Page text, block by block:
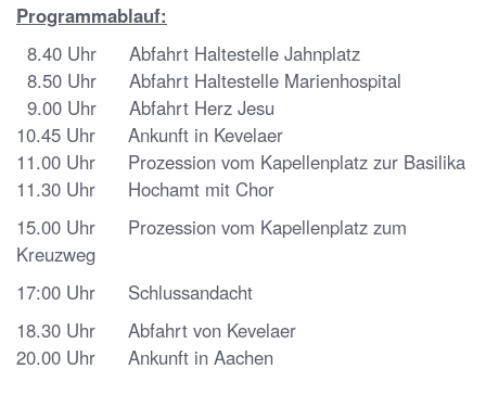
Programmablauf:
8.40 Uhr Abfahrt Haltestelle Jahnplatz
8.50 Uhr Abfahrt Haltestelle Marienhospital
9.00 Uhr Abfahrt Herz Jesu
10.45 Uhr Ankunft in Kevelaer
11.00 Uhr Prozession vom Kapellenplatz zur Basilika
11.30 Uhr Hochamt mit Chor
15.00 Uhr Prozession vom Kapellenplatz zum
Kreuzweg
17:00 Uhr Schlussandacht
18.30 Uhr Abfahrt von Kevelaer
20.00 Uhr Ankunft in Aachen